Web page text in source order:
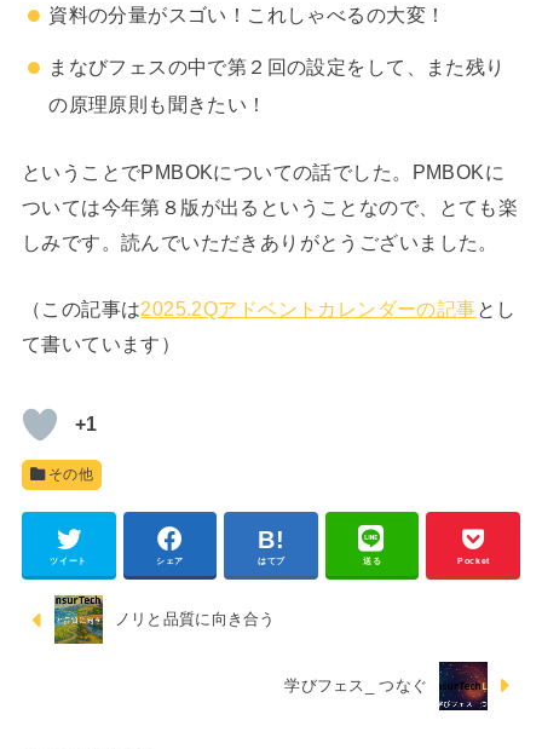
資料の​分量が​スゴい！​これしゃべるの​大変！​
まなびフェスの​中で​第２回の​設定をして、また残り
の原理原則も聞きたい！​
ということでPMBOKについての話でした。PMBOKに
ついては今年第８版が出るということなので、とても楽
しみです。読んでいただきありがとうございました。
（この記事は2025.2Qアドベントカレンダーの記事とし
て書いています）
+1
その他
ツイート シェア はてブ 送る Pocket
ノリと品質に向き合う
学びフェス_ つなぐ